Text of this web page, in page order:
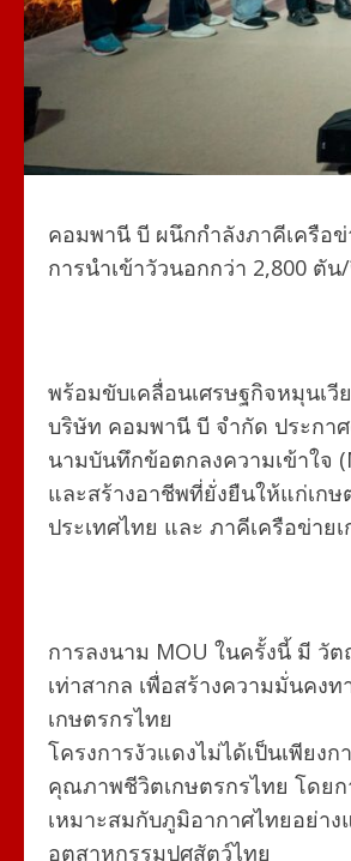
คอมพานี บี ผนึกกำลังภาคีเครือข่
การนำเข้าวัวนอกกว่า 2,800 ตัน
พร้อมขับเคลื่อนเศรษฐกิจหมุนเวี
บริษัท คอมพานี บี จำกัด ประกา
นามบันทึกข้อตกลงความเข้าใจ
และสร้างอาชีพที่ยั่งยืนให้แก่เก
ประเทศไทย และ ภาคีเครือข่าย
การลงนาม MOU ในครั้งนี้ มี วั
เท่าสากล เพื่อสร้างความมั่นคง
เกษตรกรไทย
โครงการงัวแดงไม่ได้เป็นเพีย
คุณภาพชีวิตเกษตรกรไทย โดยก
เหมาะสมกับภูมิอากาศไทยอย่า
อุตสาหกรรมปศุสัตว์ไทย